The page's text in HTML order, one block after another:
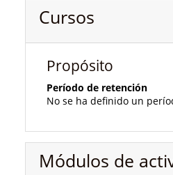
Cursos
Propósito
Período de retención
No se ha definido un
Módulos de